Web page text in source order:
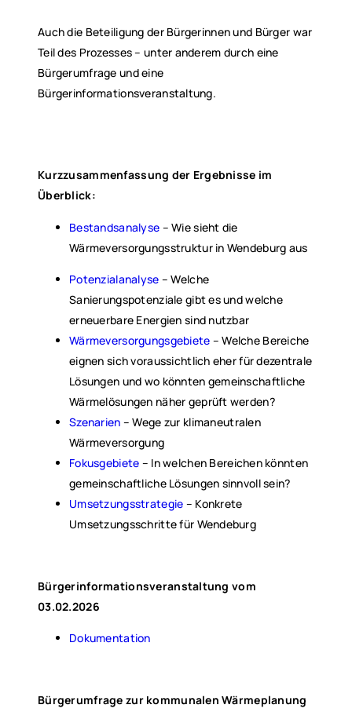
Auch die Beteiligung der Bürgerinnen und Bürger war
Teil des Prozesses – unter anderem durch eine
Bürgerumfrage und eine
Bürgerinformationsveranstaltung.
Kurzzusammenfassung der Ergebnisse im
Überblick:
Bestandsanalyse – Wie sieht die
Wärmeversorgungsstruktur in Wendeburg aus
Potenzialanalyse – Welche
Sanierungspotenziale gibt es und welche
erneuerbare Energien sind nutzbar
Wärmeversorgungsgebiete – Welche Bereiche
eignen sich voraussichtlich eher für dezentrale
Lösungen und wo könnten gemeinschaftliche
Wärmelösungen näher geprüft werden?
Szenarien – Wege zur klimaneutralen
Wärmeversorgung
Fokusgebiete – In welchen Bereichen könnten
gemeinschaftliche Lösungen sinnvoll sein?
Umsetzungsstrategie – Konkrete
Umsetzungsschritte für Wendeburg
Bürgerinformationsveranstaltung vom
03.02.2026
Dokumentation
Bürgerumfrage zur kommunalen Wärmeplanung